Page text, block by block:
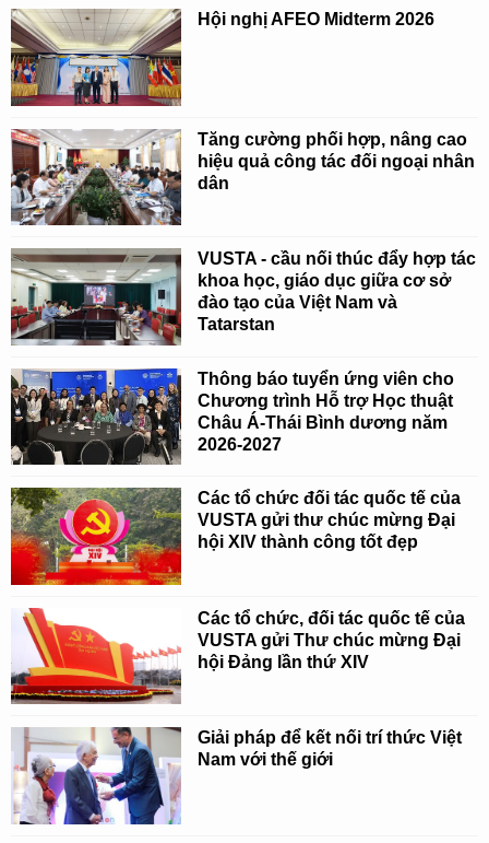
Hội nghị AFEO Midterm 2026
Tăng cường phối hợp, nâng cao
hiệu quả công tác đối ngoại nhân
dân
VUSTA - cầu nối thúc đẩy hợp tác
khoa học, giáo dục giữa cơ sở
đào tạo của Việt Nam và
Tatarstan
Thông báo tuyển ứng viên cho
Chương trình Hỗ trợ Học thuật
Châu Á-Thái Bình dương năm
2026-2027
Các tổ chức đối tác quốc tế của
VUSTA gửi thư chúc mừng Đại
hội XIV thành công tốt đẹp
Các tổ chức, đối tác quốc tế của
VUSTA gửi Thư chúc mừng Đại
hội Đảng lần thứ XIV
Giải pháp để kết nối trí thức Việt
Nam với thế giới